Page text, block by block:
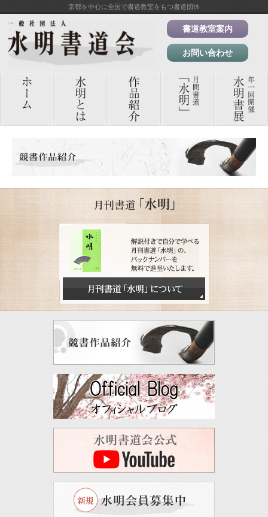
京都を中心に全国で書道教室をもつ書道団体
書道教室案内
お問い合わせ